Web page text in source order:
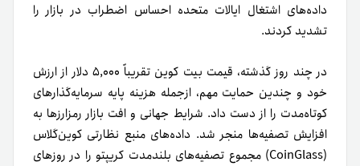
داده‌های اشتغال ایالات متحده احساس اضطراب در بازار را
تشدید کردند.
در چند روز گذشته، قیمت بیت کوین تقریباً ۵,۰۰۰ دلار از ارزش
خود و چندین حمایت مهم، ازجمله هزینه پایه سرمایه‌گذارهای
کوتاه‌مدت را از دست داد. شرایط جهانی و افت بازار رمزارزها به
افزایش تصفیه‌ها منجر شد. داده‌های منبع نظارتی کوین‌گلاس
(CoinGlass) مجموع تصفیه‌های بلندمدت کریپتو را در روزهای